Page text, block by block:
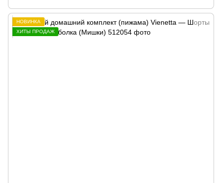
НОВИНКА
ХИТЫ ПРОДАЖ